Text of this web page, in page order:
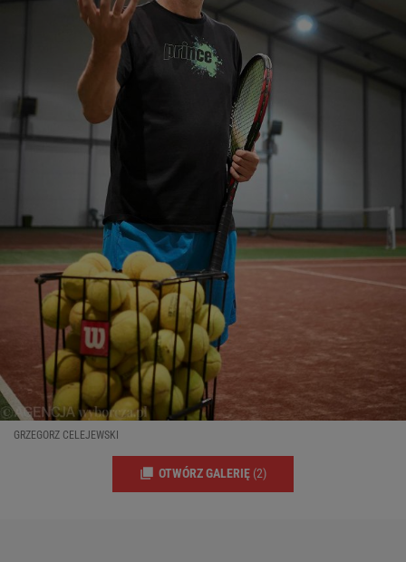
GRZEGORZ CELEJEWSKI
OTWÓRZ GALERIĘ (2)